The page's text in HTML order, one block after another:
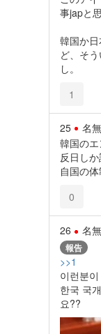
事japと
韓国か
ど、そ
し。
1
25 名
韓国の
反日し
自国の
0
26 名
報告
>>1
이런분
한국 국
요??